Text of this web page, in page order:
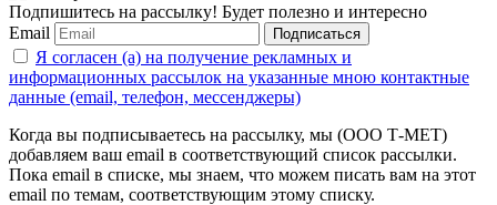
Подпишитесь на рассылку! Будет полезно и интересно
Email
Подписаться
Я согласен (а) на получение рекламных и
информационных рассылок на указанные мною контактные
данные (email, телефон, мессенджеры)
Когда вы подписываетесь на рассылку, мы (ООО Т-МЕТ)
добавляем ваш email в соответствующий список рассылки.
Пока email в списке, мы знаем, что можем писать вам на этот
email по темам, соответствующим этому списку.